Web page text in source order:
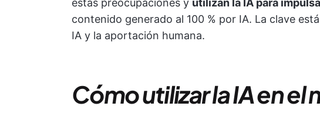
estas preocupaciones y utilizan la IA para
contenido generado al 100 % por IA. La clave
IA y la aportación humana.
Cómo utilizar la IA en